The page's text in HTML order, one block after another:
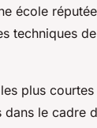
école
techniques
plus
le cadre